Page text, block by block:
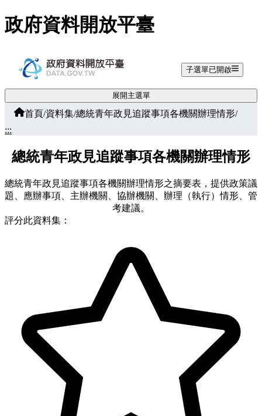
跳至主要內容
政府資料開放平臺
子選單已開啟
展開主選單
首頁/資料集/總統青年政見追蹤事項各機關辦理情形/
:::
總統青年政見追蹤事項各機關辦理情形
總統青年政見追蹤事項各機關辦理情形之摘要表，提供政策議
題、應辦事項、主辦機關、協辦機關、辦理（執行）情形、管
考建議。
評分此資料集：